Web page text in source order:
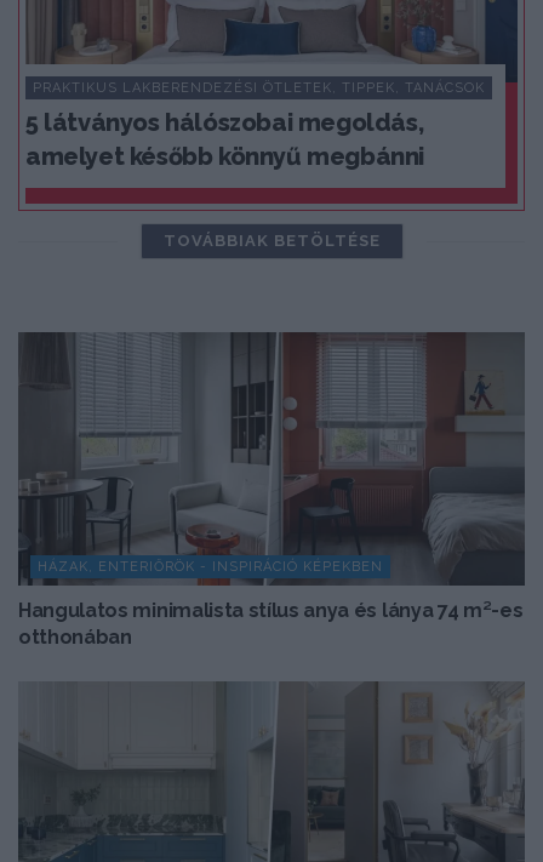
PRAKTIKUS LAKBERENDEZÉSI ÖTLETEK, TIPPEK, TANÁCSOK
5 látványos hálószobai megoldás,
amelyet később könnyű megbánni
TOVÁBBIAK BETÖLTÉSE
HÁZAK, ENTERIŐRÖK - INSPIRÁCIÓ KÉPEKBEN
Hangulatos minimalista stílus anya és lánya 74 m²-es
otthonában